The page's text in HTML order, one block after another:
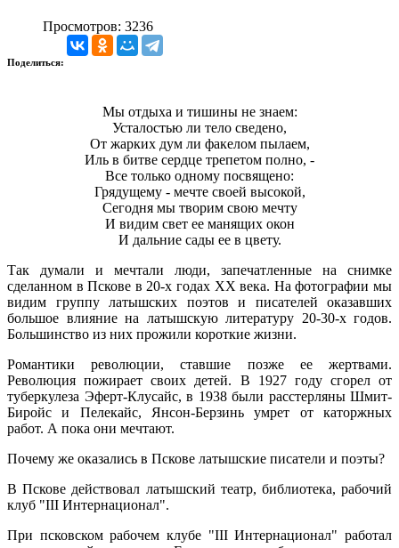
Просмотров: 3236
Поделиться:
Мы отдыха и тишины не знаем:
Усталостью ли тело сведено,
От жарких дум ли факелом пылаем,
Иль в битве сердце трепетом полно, -
Все только одному посвящено:
Грядущему - мечте своей высокой,
Сегодня мы творим свою мечту
И видим свет ее манящих окон
И дальние сады ее в цвету.
Так думали и мечтали люди, запечатленные на снимке
сделанном в Пскове в 20-х годах ХХ века. На фотографии мы
видим группу латышских поэтов и писателей оказавших
большое влияние на латышскую литературу 20-30-х годов.
Большинство из них прожили короткие жизни.
Романтики революции, ставшие позже ее жертвами.
Революция пожирает своих детей. В 1927 году сгорел от
туберкулеза Эферт-Клусайс, в 1938 были расстерляны Шмит-
Биройс и Пелекайс, Янсон-Берзинь умрет от каторжных
работ. А пока они мечтают.
Почему же оказались в Пскове латышские писатели и поэты?
В Пскове действовал латышский театр, библиотека, рабочий
клуб "III Интернационал".
При псковском рабочем клубе "III Интернационал" работал